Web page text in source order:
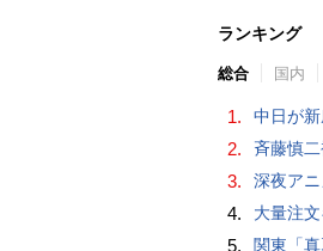
ランキング
総合 国内
1. 中日が
2. 斉藤慎
3. 深夜ア
4. 大量注
5. 関東「